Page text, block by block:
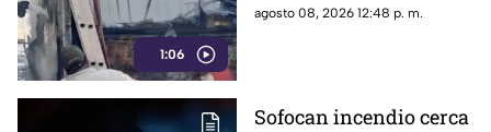
1:06
Torreón. La falta de
agosto 08, 2026 12:48 p. m.
Sofocan incendio cerca